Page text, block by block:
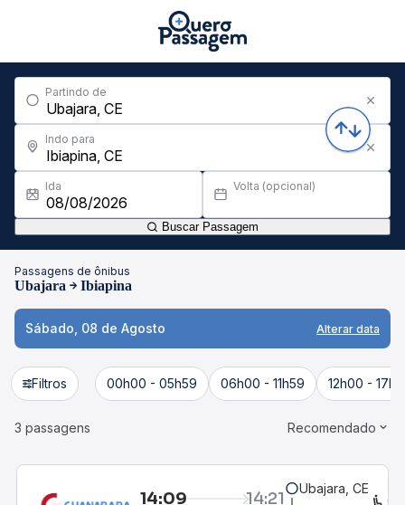
Partindo de
Indo para
Ida Volta (opcional)
Buscar Passagem
Passagens de ônibus
Ubajara Ibiapina
Sábado, 08 de Agosto Alterar data
Filtros 00h00 - 05h59 06h00 - 11h59 12h00 -
3 passagens Recomendado
14:09 14:21 Ubajara, CE